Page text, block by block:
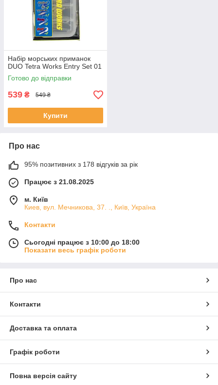
Набір морських приманок
DUO Tetra Works Entry Set 01
Готово до відправки
539 ₴ 549 ₴
Купити
Про нас
95% позитивних з 178 відгуків за рік
Працює з 21.08.2025
м. Київ
Киев, вул. Мечникова, 37. ., Київ, Україна
Контакти
Сьогодні працює з 10:00 до 18:00
Показати весь графік роботи
Про нас
Контакти
Доставка та оплата
Графік роботи
Повна версія сайту